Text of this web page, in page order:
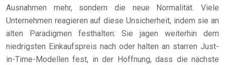
Ausnahmen mehr, sondern die neue Normalität. Viele
Unternehmen reagieren auf diese Unsicherheit, indem sie an
alten Paradigmen festhalten: Sie jagen weiterhin dem
niedrigsten Einkaufspreis nach oder halten an starren Just-
in-Time-Modellen fest, in der Hoffnung, dass die nächste